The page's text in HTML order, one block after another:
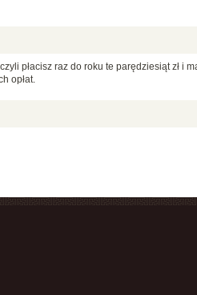
płacisz raz do roku te parędziesiąt zł i
opłat.